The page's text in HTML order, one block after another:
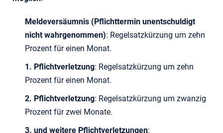
Meldeversäumnis (Pflichttermin unentschuldigt
nicht wahrgenommen): Regelsatzkürzung um zehn
Prozent für einen Monat.
1. Pflichtverletzung: Regelsatzkürzung um zehn
Prozent für einen Monat.
2. Pflichtverletzung: Regelsatzkürzung um zwanzig
Prozent für zwei Monate.
3. und weitere Pflichtverletzungen: